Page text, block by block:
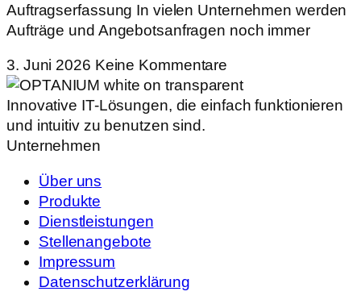
Auftragserfassung In vielen Unternehmen werden
Aufträge und Angebotsanfragen noch immer
3. Juni 2026 Keine Kommentare
Innovative IT-Lösungen, die einfach funktionieren
und intuitiv zu benutzen sind.
Unternehmen
Über uns
Produkte
Dienstleistungen
Stellenangebote
Impressum
Datenschutzerklärung